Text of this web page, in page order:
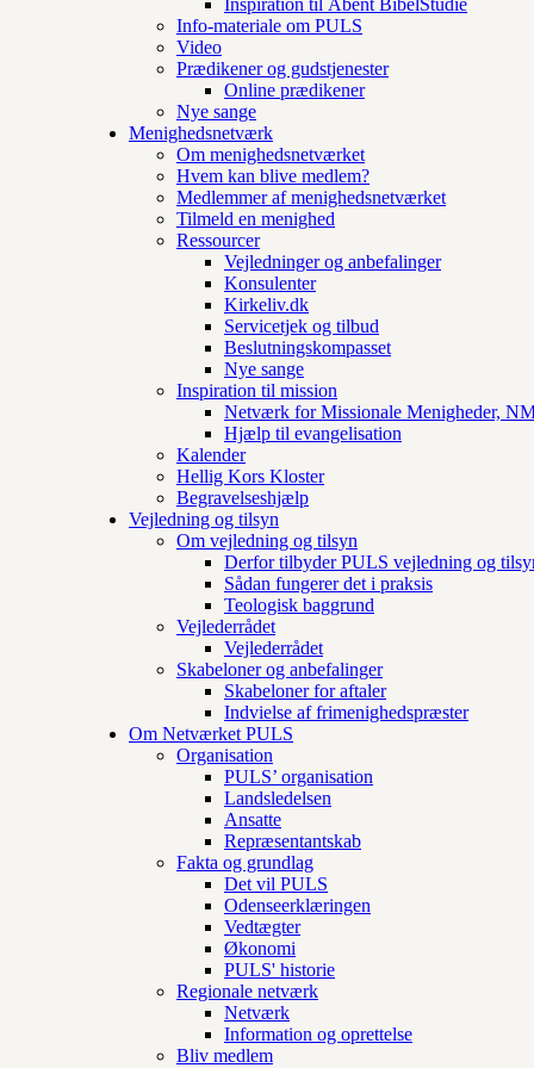
Inspiration til Åbent BibelStudie
Info-materiale om PULS
Video
Prædikener og gudstjenester
Online prædikener
Nye sange
Menighedsnetværk
Om menighedsnetværket
Hvem kan blive medlem?
Medlemmer af menighedsnetværket
Tilmeld en menighed
Ressourcer
Vejledninger og anbefalinger
Konsulenter
Kirkeliv.dk
Servicetjek og tilbud
Beslutningskompasset
Nye sange
Inspiration til mission
Netværk for Missionale Menigheder,
Hjælp til evangelisation
Kalender
Hellig Kors Kloster
Begravelseshjælp
Vejledning og tilsyn
Om vejledning og tilsyn
Derfor tilbyder PULS vejledning og
Sådan fungerer det i praksis
Teologisk baggrund
Vejlederrådet
Vejlederrådet
Skabeloner og anbefalinger
Skabeloner for aftaler
Indvielse af frimenighedspræster
Om Netværket PULS
Organisation
PULS’ organisation
Landsledelsen
Ansatte
Repræsentantskab
Fakta og grundlag
Det vil PULS
Odenseerklæringen
Vedtægter
Økonomi
PULS' historie
Regionale netværk
Netværk
Information og oprettelse
Bliv medlem